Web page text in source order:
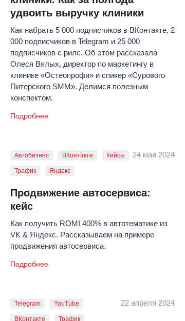
удвоить выручку клиники
Как набрать 5 000 подписчиков в ВКонтакте, 2
000 подписчиков в Telegram и 25 000
подписчиков с рилс. Об этом рассказала
Олеся Вялых, директор по маркетингу в
клинике «Остеопрофи» и спикер «Сурового
Питерского SMM». Делимся полезным
конспектом.
Подробнее
24 мая 2024
Автобизнес ВКонтакте Кейсы
Трафик Яндекс
Продвижение автосервиса:
кейс
Как получить ROMI 400% в автотематике из
VK & Яндекс. Рассказываем на примере
продвижения автосервиса.
Подробнее
22 апреля 2024
Telegram YouTube
ВКонтакте Трафик